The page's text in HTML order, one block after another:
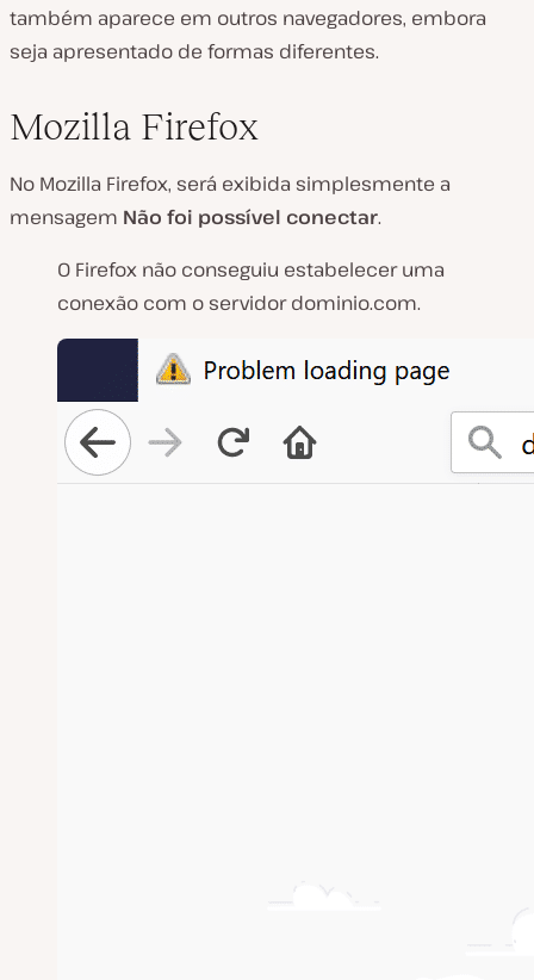
também aparece em outros navegadores, embora
seja apresentado de formas diferentes.
Mozilla Firefox
No Mozilla Firefox, será exibida simplesmente a
mensagem Não foi possível conectar.
O Firefox não conseguiu estabelecer uma
conexão com o servidor dominio.com.